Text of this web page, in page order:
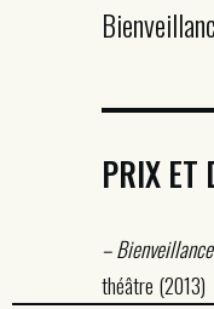
PRIX ET
–
théâtre (2013)